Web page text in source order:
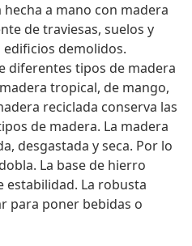
a mano con madera
de traviesas, suelos y
demolidos.
diferentes tipos de madera
tropical, de mango,
reciclada conserva las
de madera. La madera
desgastada y seca. Por lo
La base de hierro
La robusta
para poner bebidas o